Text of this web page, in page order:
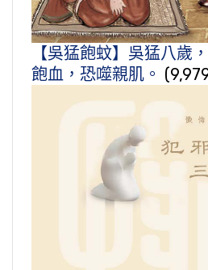
【吳猛飽蚊】吳猛八歲
飽血，恐噬親肌。